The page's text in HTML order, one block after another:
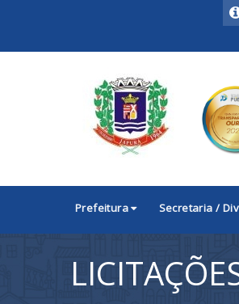
Prefeitura Secretaria /